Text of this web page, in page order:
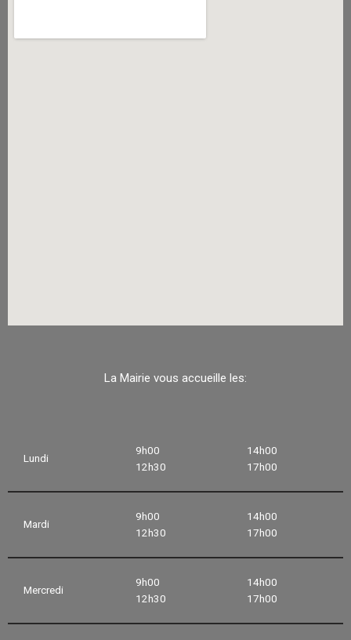
La Mairie vous accueille les:
Lundi
9h00
12h30
14h00
17h00
Mardi
9h00
12h30
14h00
17h00
Mercredi
9h00
12h30
14h00
17h00